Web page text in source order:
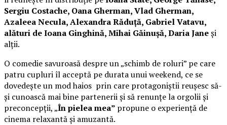
Sergiu Costache, Oana Gherman, Vlad Gherman,
Azaleea Necula, Alexandra Răduță, Gabriel Vatavu,
alături de Ioana Ginghină, Mihai Găinușă, Daria Janeși
alții.
O comedie savuroasă despre un „schimb de roluri” pe care
patru cupluri îl acceptă pe durata unui weekend, ce se
dovedește un mod haios prin care protagoniștii reușesc să-
și cunoască mai bine partenerii și să renunțe la orgolii și
preconcepții, „În pielea mea” propune o experiență de
cinema relaxantă și amuzantă.